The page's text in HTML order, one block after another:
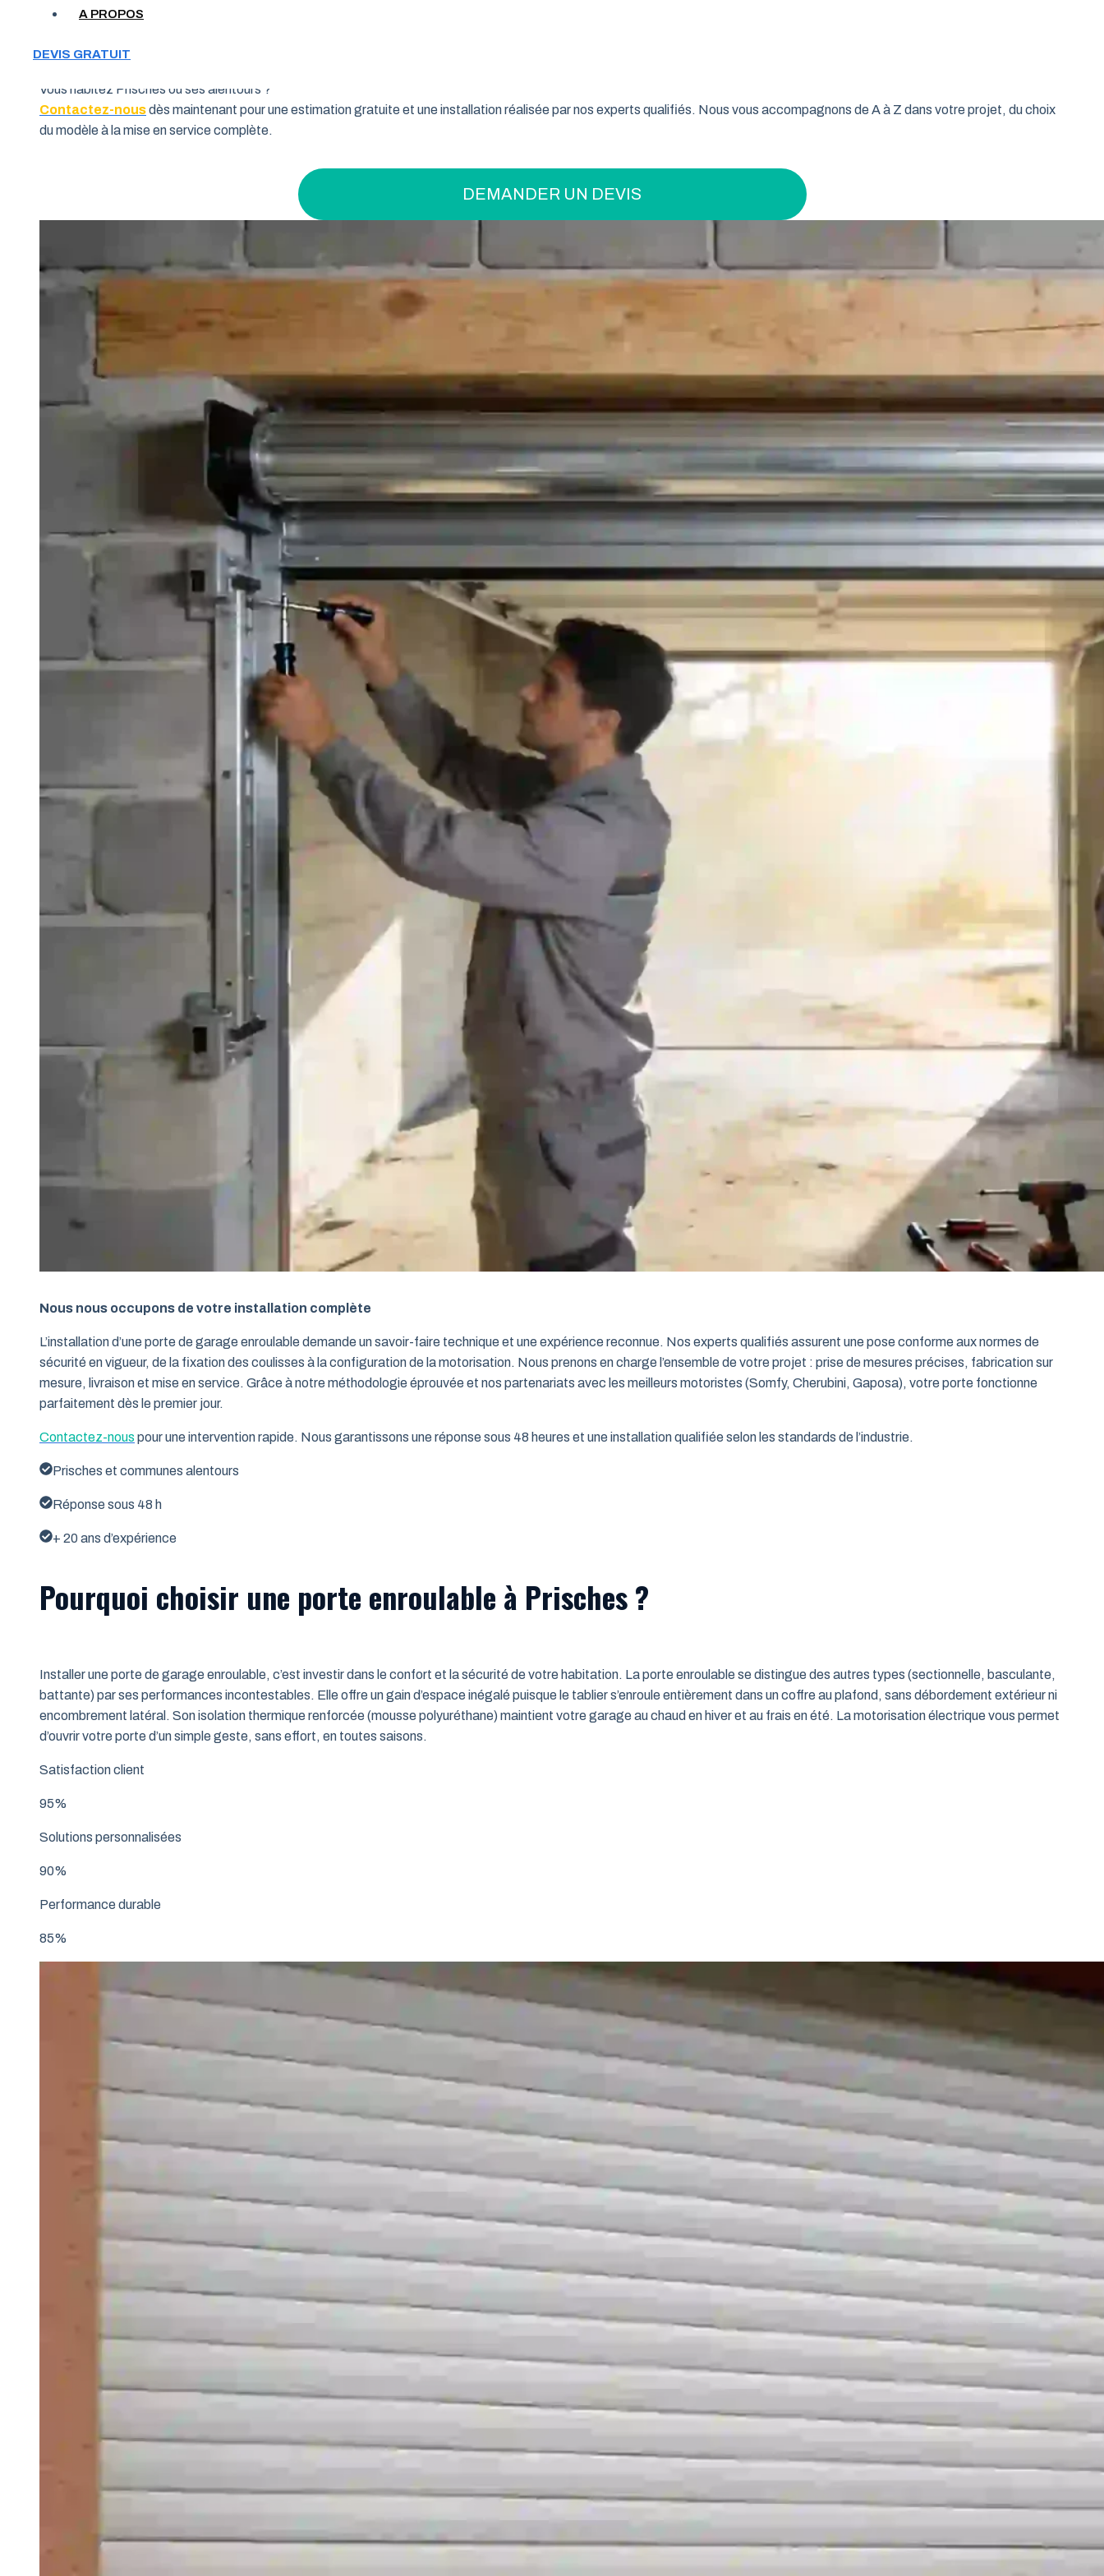
A PROPOS
DEVIS GRATUIT
Votre garage manque de place et vous cherchez une solution pratique pour optimiser votre espace ? La porte de garage enroulable est la réponse idéale pour les propriétaires qui
pourquoi de nombreux habitants de la région Hauts-de-France font confiance à ce type de porte pour sécuriser leur garage tout en gardant un espace maximal à l’intérieur.
Vous habitez Prisches ou ses alentours ?
Contactez-nousdès maintenant pour une estimation gratuite et une installation réalisée par nos experts qualifiés. Nous vous accompagnons de A à Z dans votre projet, du choix
du modèle à la mise en service complète.
DEMANDER UN DEVIS
Nous nous occupons de votre installation complète
L’installation d’une porte de garage enroulable demande un savoir-faire technique et une expérience reconnue. Nos experts qualifiés assurent une pose conforme aux normes de
sécurité en vigueur, de la fixation des coulisses à la configuration de la motorisation. Nous prenons en charge l’ensemble de votre projet : prise de mesures précises, fabrication sur
mesure, livraison et mise en service. Grâce à notre méthodologie éprouvée et nos partenariats avec les meilleurs motoristes (Somfy, Cherubini, Gaposa), votre porte fonctionne
parfaitement dès le premier jour.
Contactez-nous pour une intervention rapide. Nous garantissons une réponse sous 48 heures et une installation qualifiée selon les standards de l’industrie.
Prisches et communes alentours
Réponse sous 48 h
+ 20 ans d’expérience
Pourquoi choisir une porte enroulable à Prisches ?
Installer une porte de garage enroulable, c’est investir dans le confort et la sécurité de votre habitation. La porte enroulable se distingue des autres types (sectionnelle, basculante,
battante) par ses performances incontestables. Elle offre un gain d’espace inégalé puisque le tablier s’enroule entièrement dans un coffre au plafond, sans débordement extérieur ni
encombrement latéral. Son isolation thermique renforcée (mousse polyuréthane) maintient votre garage au chaud en hiver et au frais en été. La motorisation électrique vous permet
d’ouvrir votre porte d’un simple geste, sans effort, en toutes saisons.
Satisfaction client
95%
Solutions personnalisées
90%
Performance durable
85%